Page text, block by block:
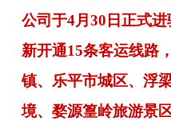
公司于4月30日正式
新开通15条客运线路
镇、乐平市城区、浮
境、婺源篁岭旅游景